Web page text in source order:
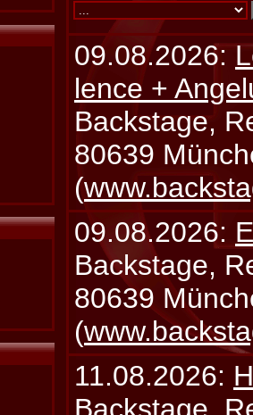
09.08.2026:
lence +
Backstage,
80639
(
09.08.2026:
Backstage,
80639
(
11.08.2026:
Backstage,